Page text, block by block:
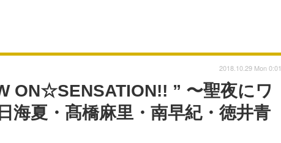
ON☆SENSATION!! ” 〜聖夜にワ
海夏・髙橋麻里・南早紀・徳井青
2018.10.29 Mon 0:01